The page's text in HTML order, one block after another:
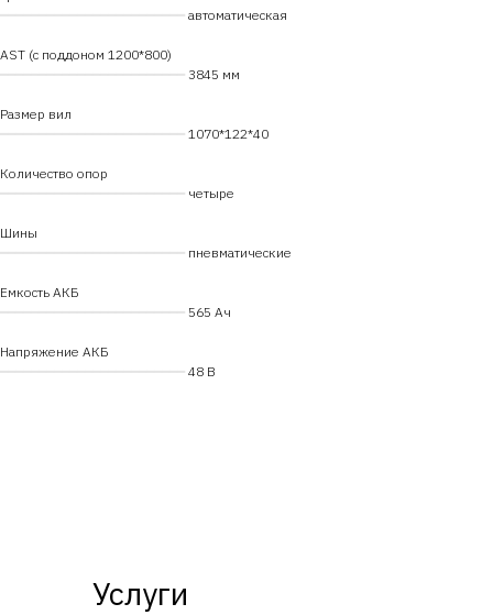
━━━━━━━━━━━━━━━━━━━━━━━━ автоматическая
AST (с поддоном 1200*800)
━━━━━━━━━━━━━━━━━━━━━━━━ 3845 мм
Размер вил
━━━━━━━━━━━━━━━━━━━━━━━━ 1070*122*40
Количество опор
━━━━━━━━━━━━━━━━━━━━━━━━ четыре
Шины
━━━━━━━━━━━━━━━━━━━━━━━━ пневматические
Емкость АКБ
━━━━━━━━━━━━━━━━━━━━━━━━ 565 Ач
Напряжение АКБ
━━━━━━━━━━━━━━━━━━━━━━━━ 48 В
Услуги